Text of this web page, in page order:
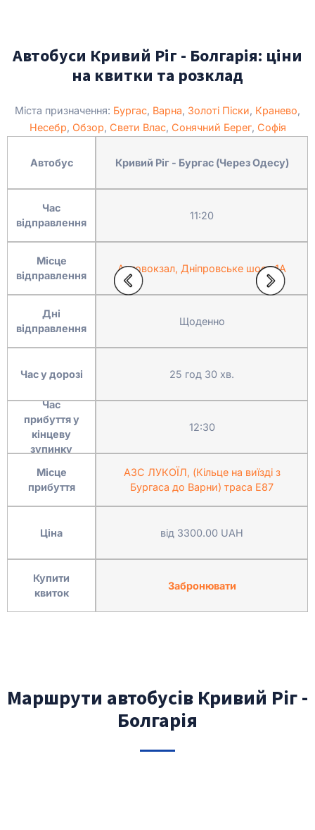
Автобуси Кривий Ріг - Болгарія: ціни
на квитки та розклад
Міста призначення: Бургас, Варна, Золоті Піски, Кранево,
Несебр, Обзор, Свети Влас, Сонячний Берег, Софія
Автобус
Час
відправлення
Місце
відправлення
Дні
відправлення
Час у дорозі
Час
прибуття у
кінцеву
зупинку
Місце
прибуття
Ціна
Купити
квиток
Кривий Ріг - Бургас (Через Одесу)
11:20
Автовокзал, Дніпровське шосе 1А
Щоденно
25 год 30 хв.
12:30
АЗС ЛУКОЇЛ, (Кільце на виїзді з
Бургаса до Варни) траса Е87
від 3300.00 UAH
Забронювати
Маршрути автобусів Кривий Ріг -
Болгарія